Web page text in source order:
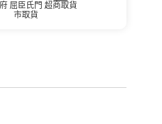
屈臣氏門
市取貨
超商取貨